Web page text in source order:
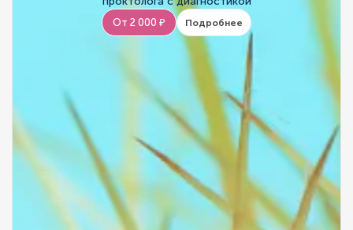
От 2 000 ₽ Подробнее